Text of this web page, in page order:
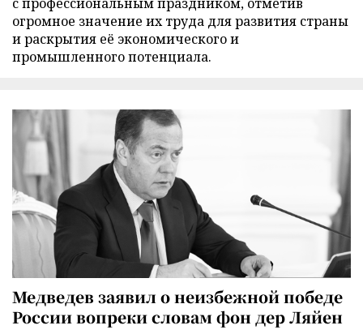
огромное значение их труда для развития страны
и раскрытия её экономического и
промышленного потенциала.
Медведев заявил о неизбежной победе
России вопреки словам фон дер Ляйен